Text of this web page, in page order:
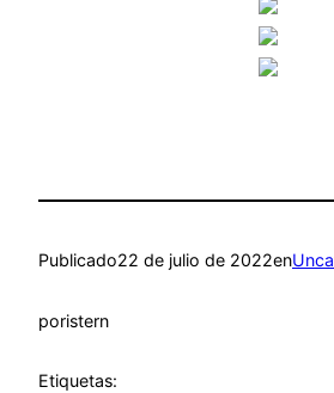
Publicado22 de julio de 2022en
poristern
Etiquetas: